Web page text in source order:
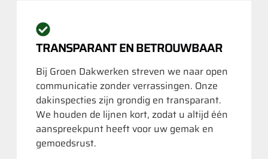
TRANSPARANT EN BETROUWBAAR
Bij Groen Dakwerken streven we naar open
communicatie zonder verrassingen. Onze
dakinspecties zijn grondig en transparant.
We houden de lijnen kort, zodat u altijd één
aanspreekpunt heeft voor uw gemak en
gemoedsrust.